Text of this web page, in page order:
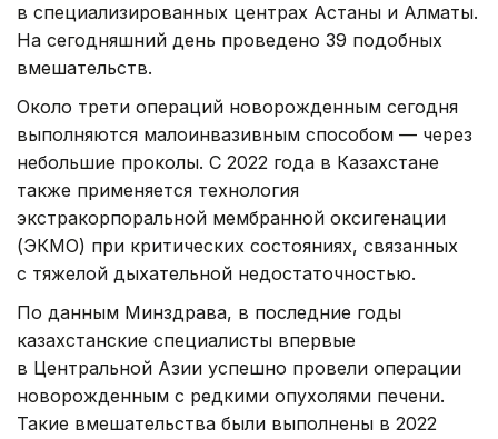
в специализированных центрах Астаны и Алматы.
На сегодняшний день проведено 39 подобных
вмешательств.
Около трети операций новорожденным сегодня
выполняются малоинвазивным способом — через
небольшие проколы. С 2022 года в Казахстане
также применяется технология
экстракорпоральной мембранной оксигенации
(ЭКМО) при критических состояниях, связанных
с тяжелой дыхательной недостаточностью.
По данным Минздрава, в последние годы
казахстанские специалисты впервые
в Центральной Азии успешно провели операции
новорожденным с редкими опухолями печени.
Такие вмешательства были выполнены в 2022